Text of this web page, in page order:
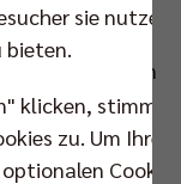
sind aller
mit den
da jeweils
in
Wettbewerb
sie nutzen,
bieten.
klicken, stimmen
zu. Um Ihre
Cookies